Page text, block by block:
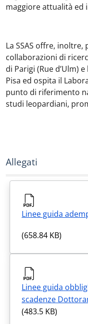
maggiore attualità ed
La SSAS offre,
collaborazioni di
di Parigi (Rue d’Ulm)
Pisa ed ospita il
punto di riferimento
studi leopardiani,
Allegati
Linee guida
(658.84 KB)
Linee guida
scadenze
(483.5 KB)